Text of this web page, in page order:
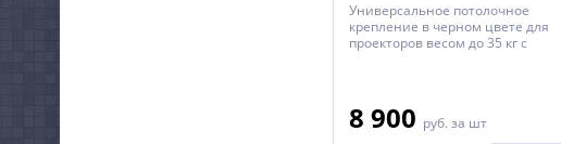
Универсальное потолочное
крепление в черном цвете для
проекторов весом до 35 кг c
8 900 руб. за шт